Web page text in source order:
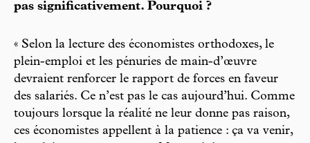
pas significativement. Pourquoi ?
« Selon la lecture des économistes orthodoxes, le
plein-emploi et les pénuries de main-d’œuvre
devraient renforcer le rapport de forces en faveur
des salariés. Ce n’est pas le cas aujourd’hui. Comme
toujours lorsque la réalité ne leur donne pas raison,
ces économistes appellent à la patience : ça va venir,